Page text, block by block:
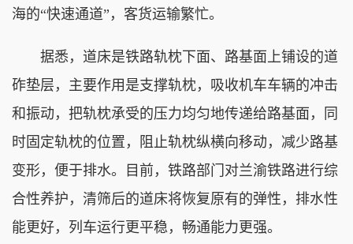
海的“快速通道”，客货运输繁忙。
据悉，道床是铁路轨枕下面、路基面上铺设的道
砟垫层，主要作用是支撑轨枕，吸收机车车辆的冲击
和振动，把轨枕承受的压力均匀地传递给路基面，同
时固定轨枕的位置，阻止轨枕纵横向移动，减少路基
变形，便于排水。目前，铁路部门对兰渝铁路进行综
合性养护，清筛后的道床将恢复原有的弹性，排水性
能更好，列车运行更平稳，畅通能力更强。